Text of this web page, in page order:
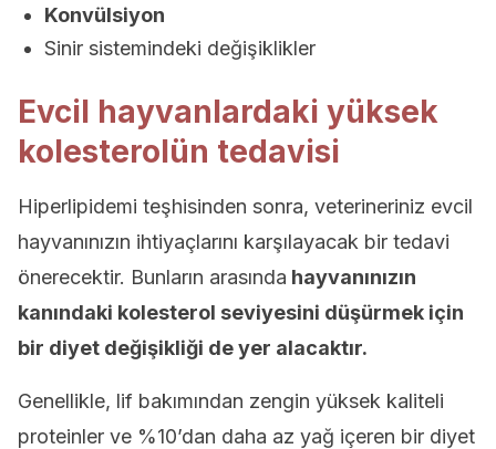
Konvülsiyon
Sinir sistemindeki değişiklikler
Evcil hayvanlardaki yüksek
kolesterolün tedavisi
Hiperlipidemi teşhisinden sonra, veterineriniz evcil
hayvanınızın ihtiyaçlarını karşılayacak bir tedavi
önerecektir. Bunların arasında hayvanınızın
kanındaki kolesterol seviyesini düşürmek için
bir diyet değişikliği de yer alacaktır.
Genellikle, lif bakımından zengin yüksek kaliteli
proteinler ve %10’dan daha az yağ içeren bir diyet